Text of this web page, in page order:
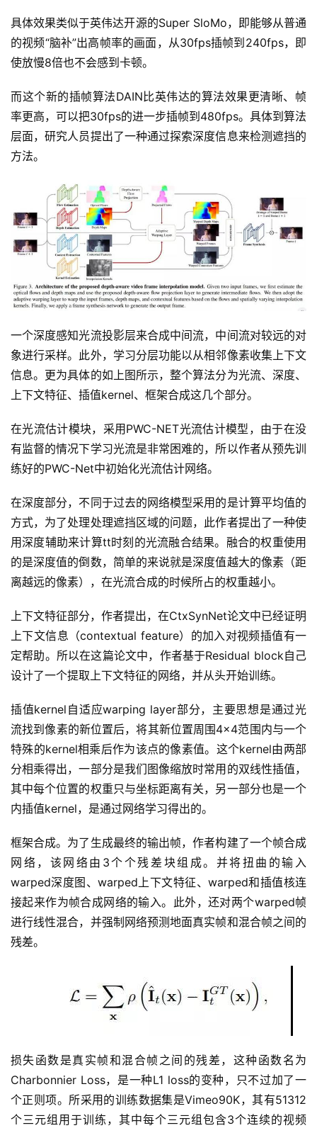
首
页
业
具体效果类似于英伟达开源的Super SloMo，即能够从普通
的视频“脑补”出高帧率的画面，从30fps插帧到240fps，即
使放慢8倍也不会感到卡顿。
而这个新的插帧算法DAIN比英伟达的算法效果更清晰、帧
率更高，可以把30fps的进一步插帧到480fps。具体到算法
层面，研究人员提出了一种通过探索深度信息来检测遮挡的
方法。
一个深度感知光流投影层来合成中间流，中间流对较远的对
象进行采样。此外，学习分层功能以从相邻像素收集上下文
信息。更为具体的如上图所示，整个算法分为光流、深度、
上下文特征、插值kernel、框架合成这几个部分。
在光流估计模块，采用PWC-NET光流估计模型，由于在没
有监督的情况下学习光流是非常困难的，所以作者从预先训
练好的PWC-Net中初始化光流估计网络。
在深度部分，不同于过去的网络模型采用的是计算平均值的
方式，为了处理处理遮挡区域的问题，此作者提出了一种使
用深度辅助来计算tt时刻的光流融合结果。融合的权重使用
的是深度值的倒数，简单的来说就是深度值越大的像素（距
离越远的像素），在光流合成的时候所占的权重越小。
上下文特征部分，作者提出，在CtxSynNet论文中已经证明
上下文信息（contextual feature）的加入对视频插值有一
定帮助。所以在这篇论文中，作者基于Residual block自己
设计了一个提取上下文特征的网络，并从头开始训练。
插值kernel自适应warping layer部分，主要思想是通过光
流找到像素的新位置后，将其新位置周围4×4范围内与一个
特殊的kernel相乘后作为该点的像素值。这个kernel由两部
分相乘得出，一部分是我们图像缩放时常用的双线性插值，
其中每个位置的权重只与坐标距离有关，另一部分也是一个
内插值kernel，是通过网络学习得出的。
框架合成。为了生成最终的输出帧，作者构建了一个帧合成
网络，该网络由3个个残差块组成。并将扭曲的输入
warped深度图、warped上下文特征、warped和插值核连
接起来作为帧合成网络的输入。此外，还对两个warped帧
进行线性混合，并强制网络预测地面真实帧和混合帧之间的
残差。
损失函数是真实帧和混合帧之间的残差，这种函数名为
Charbonnier Loss，是一种L1 loss的变种，只不过加了一
个正则项。所采用的训练数据集是Vimeo90K，其有51312
个三元组用于训练，其中每个三元组包含3个连续的视频